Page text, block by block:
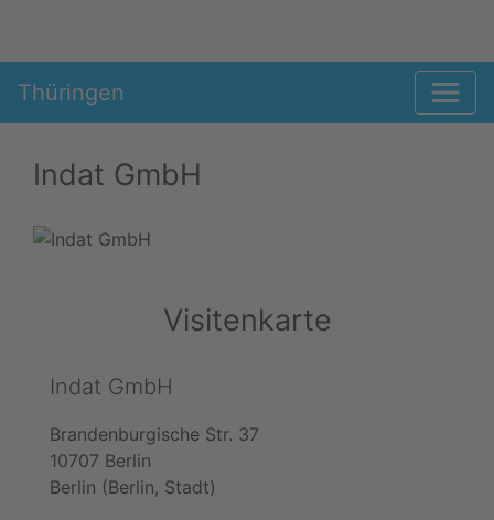
Thüringen
Indat GmbH
Visitenkarte
Indat GmbH
Brandenburgische Str. 37
10707 Berlin
Berlin (Berlin, Stadt)